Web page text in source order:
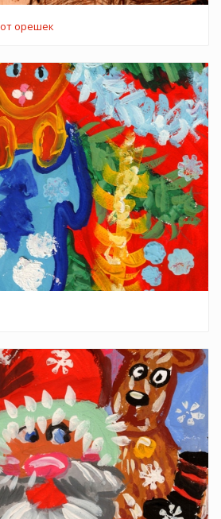
орешек